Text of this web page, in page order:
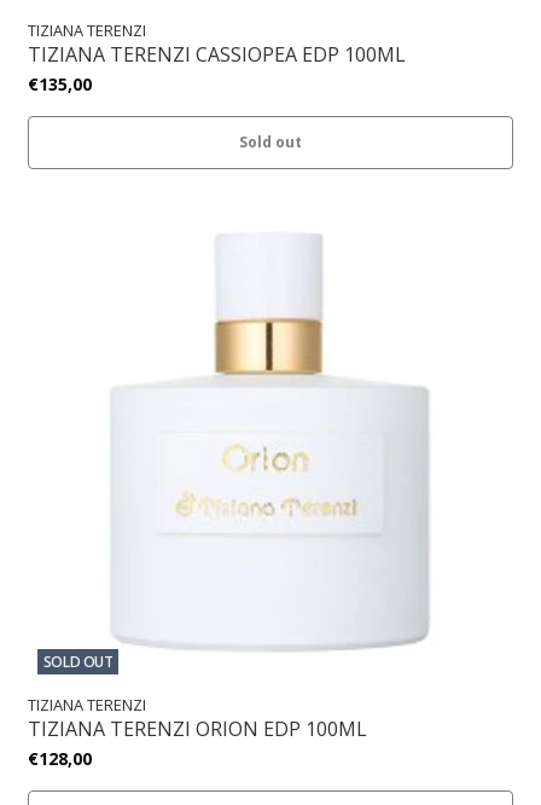
TIZIANA TERENZI
TIZIANA TERENZI CASSIOPEA EDP 100ML
€135,00
Sold out
SOLD OUT
TIZIANA TERENZI
TIZIANA TERENZI ORION EDP 100ML
€128,00